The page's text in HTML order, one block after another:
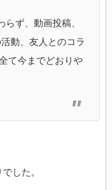
らず、動画投稿、
動、友人とのコラ
て今までどおりや
した。